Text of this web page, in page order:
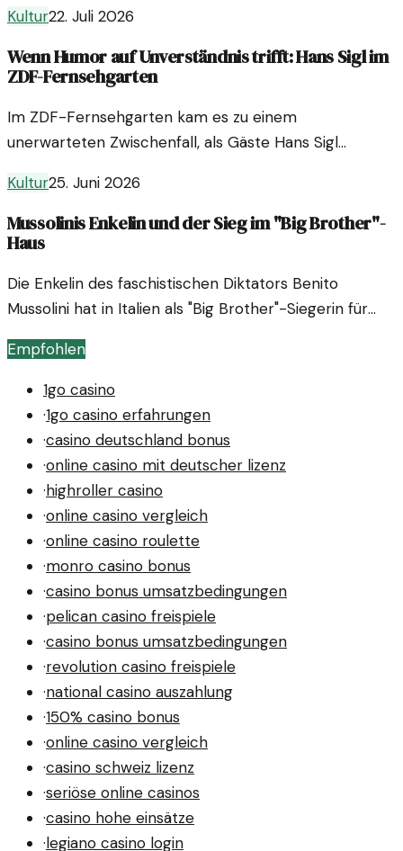
die Weichen für ein vielversprechendes Festival.
Kultur22. Juli 2026
Wenn Humor auf Unverständnis trifft: Hans Sigl im
ZDF-Fernsehgarten
Im ZDF-Fernsehgarten kam es zu einem
unerwarteten Zwischenfall, als Gäste Hans Sigl
Humor und Zuschauenerwartungen auf.
Kultur25. Juni 2026
Mussolinis Enkelin und der Sieg im "Big Brother"-
Haus
Die Enkelin des faschistischen Diktators Benito
Mussolini hat in Italien als "Big Brother"-Siegerin für
Identität auf.
Empfohlen
1go casino
·1go casino erfahrungen
·casino deutschland bonus
·online casino mit deutscher lizenz
·highroller casino
·online casino vergleich
·online casino roulette
·monro casino bonus
·casino bonus umsatzbedingungen
·pelican casino freispiele
·casino bonus umsatzbedingungen
·revolution casino freispiele
·national casino auszahlung
·150% casino bonus
·online casino vergleich
·casino schweiz lizenz
·seriöse online casinos
·casino hohe einsätze
·legiano casino login